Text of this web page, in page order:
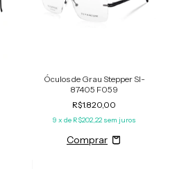
Óculos de Grau Stepper SI-
87405 F059
R$1.820,00
9 x de R$202,22 sem juros